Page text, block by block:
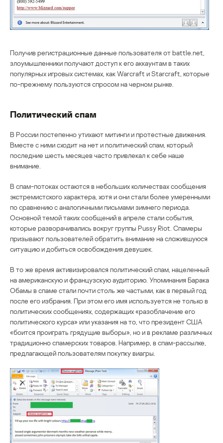
Получив регистрационные данные пользователя от battle.net,
злоумышленники получают доступ к его аккаунтам в таких
популярных игровых системах, как Warcraft и Starcraft, которые
по-прежнему пользуются спросом на черном рынке.
Политический спам
В России постепенно утихают митинги и протестные движения.
Вместе с ними сходит на нет и политический спам, который
последние шесть месяцев часто привлекал к себе наше
внимание.
В спам-потоках остаются в небольших количествах сообщения
экстремистского характера, хотя и они стали более умеренными
по сравнению с аналогичными письмами зимнего периода.
Основной темой таких сообщений в апреле стали события,
которые разворачивались вокруг группы Pussy Riot. Спамеры
призывают пользователей обратить внимание на сложившуюся
ситуацию и добиться освобождения девушек.
В то же время активизировался политический спам, нацеленный
на американскую и французскую аудиторию. Упоминания Барака
Обамы в спаме стали почти столь же частыми, как в первый год
после его избрания. При этом его имя используется не только в
политических сообщениях, содержащих «разоблачение его
политического курса» или указания на то, что президент США
«боится проиграть грядущие выборы», но и в рекламе различных
традиционно спамерских товаров. Например, в спам-рассылке,
предлагающей пользователям покупку виагры.